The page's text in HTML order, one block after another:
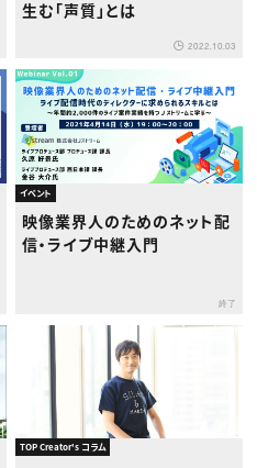
生む「声質」とは
2022.10.03
イベント
映像業界人のためのネット配
信・ライブ中継入門
終了
TOP Creator's コラム